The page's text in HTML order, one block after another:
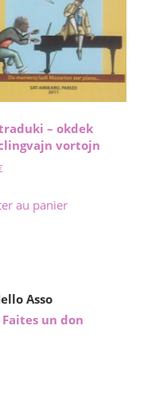
– okdek
vortojn
au panier
Asso
un don